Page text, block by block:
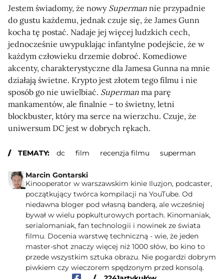
Jestem świadomy, że nowy Superman nie przypadnie
do gustu każdemu, jednak czuje się, że James Gunn
kocha tę postać. Nadaje jej więcej ludzkich cech,
jednocześnie uwypuklając infantylne podejście, że w
każdym człowieku drzemie dobroć. Komediowe
akcenty, charakterystyczne dla Jamesa Gunna na mnie
działają świetne. Krypto jest złotem tego filmu i nie
sposób go nie uwielbiać. Superman ma parę
mankamentów, ale finalnie – to świetny, letni
blockbuster, który ma serce na wierzchu. Czuje, że
uniwersum DC jest w dobrych rękach.
TEMATY: dc film recenzja filmu superman
Marcin Gontarski
Kinooperator w warszawskim kinie Iluzjon, podcaster,
początkujący twórca kompilacji na YouTube. Od
niedawna bloger pod własną banderą, ale wcześniej
bywał w wielu popkulturowych portach. Kinomaniak,
serialomaniak, fan technologii i nowinek ze świata
filmu. Docenia warstwę techniczną - wie, że jeden
master-shot znaczy więcej niż 1000 słów, bo kino to
przede wszystkim sztuka obrazu. Nie pogardzi dobrym
piwkiem czy wieczorem spędzonym przed konsolą.